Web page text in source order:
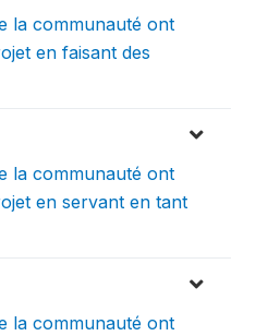
la communauté ont
en faisant des
la communauté ont
en servant en tant
la communauté ont